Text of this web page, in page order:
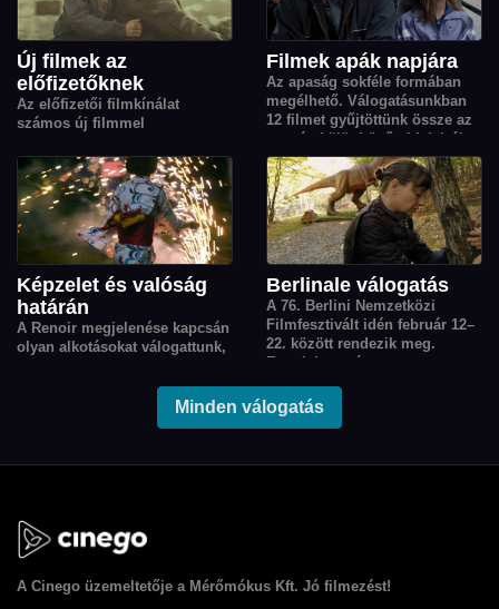
Új filmek az
előfizetőknek
Az előfizetői filmkínálat
számos új filmmel
Filmek apák napjára
Az apaság sokféle formában
megélhető. Válogatásunkban
12 filmet gyűjtöttünk össze az
apaság különböző oldalairól,
melyek középpontjában a
felelősség, a gondoskodás, a
gyereknevelés kihívásai és az
együtt megélt örömök állnak.
Képzelet és valóság
határán
A Renoir megjelenése kapcsán
olyan alkotásokat válogattunk,
és belső világok segítségével
tágítják a valóság határait.
Berlinale válogatás
A 76. Berlini Nemzetközi
Filmfesztivált idén február 12–
22. között rendezik meg.
Ennek kapcsán
bemutatott filmek közül a
Cinego nézőinek kedvenceit.
Minden válogatás
A Cinego üzemeltetője a Mérőmókus Kft. Jó filmezést!